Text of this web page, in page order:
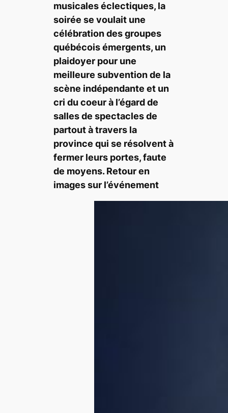
musicales éclectiques, la
soirée se voulait une
célébration des groupes
québécois émergents, un
plaidoyer pour une
meilleure subvention de la
scène indépendante et un
cri du coeur à l’égard de
salles de spectacles de
partout à travers la
province qui se résolvent à
fermer leurs portes, faute
de moyens. Retour en
images sur l’événement